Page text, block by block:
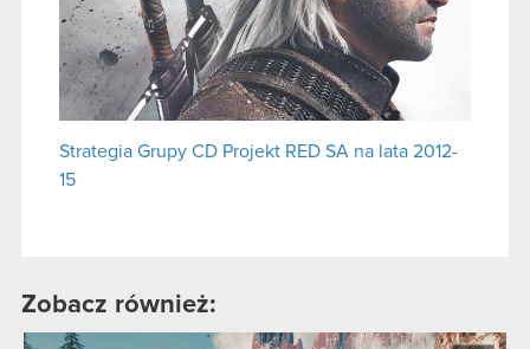
Strategia Grupy CD Projekt RED SA na lata 2012-
15
Zobacz również: